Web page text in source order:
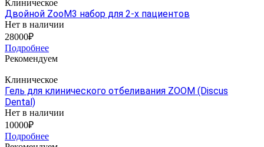
Клиническое
Двойной ZooM3 набор для 2-х пациентов
Нет в наличии
28000₽
Подробнее
Рекомендуем
Клиническое
Гель для клинического отбеливания ZOOM (Discus
Dental)
Нет в наличии
10000₽
Подробнее